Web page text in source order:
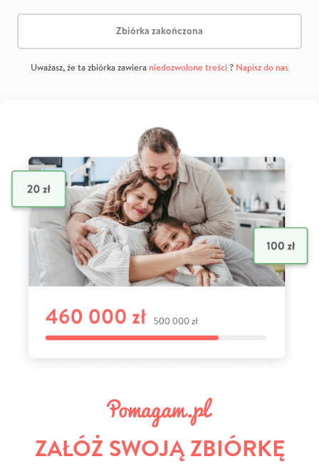
Zbiórka zakończona
Uważasz, że ta zbiórka zawiera niedozwolone treści? Napisz do nas
ZAŁÓŻ SWOJĄ ZBIÓRKĘ